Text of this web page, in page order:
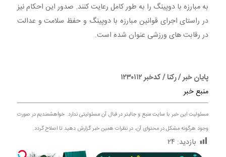
به مبارزه با دوپینگ را به طور کامل رعایت کنند. صدور این احکام نیز
در راستای اجرای قوانین مبارزه با دوپینگ و حفظ سلامت و عدالت
در رقابت های ورزشی عنوان شده است.
پایان خبر / رکنا / کدخبر ۱۲۳۰۱۱۲
منبع خبر
مسئولیت این خبر با سایت منبع و جالبتر در قبال آن مسئولیتی ندارد. خواهشمندیم در صورت
وجود هرگونه مشکل در محتوای آن، در نظرات همین خبر گزارش دهید تا اصلاح گردد.
بازدید: ۲۴